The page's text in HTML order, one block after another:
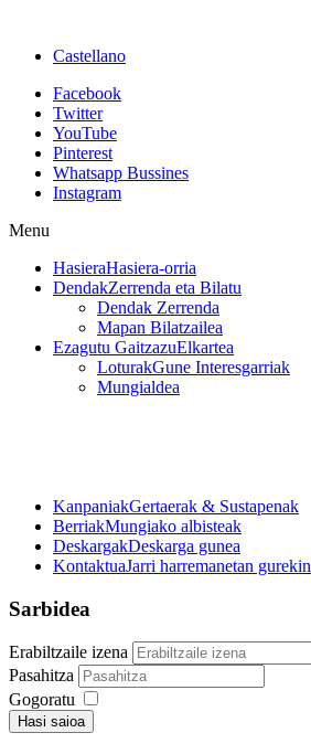
Castellano
Facebook
Twitter
YouTube
Pinterest
Whatsapp Bussines
Instagram
Menu
HasieraHasiera-orria
DendakZerrenda eta Bilatu
Dendak Zerrenda
Mapan Bilatzailea
Ezagutu GaitzazuElkartea
LoturakGune Interesgarriak
Mungialdea
KanpaniakGertaerak & Sustapenak
BerriakMungiako albisteak
DeskargakDeskarga gunea
KontaktuaJarri harremanetan gurekin
Sarbidea
Erabiltzaile izena
Pasahitza
Gogoratu
Hasi saioa